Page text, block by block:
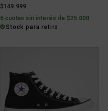
$149.999
6 cuotas sin interés de $25.000
Stock para retiro